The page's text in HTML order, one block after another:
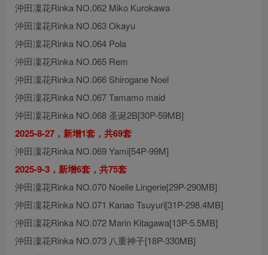
沖田凜花Rinka NO.062 Miko Kurokawa
沖田凜花Rinka NO.063 Okayu
沖田凜花Rinka NO.064 Pola
沖田凜花Rinka NO.065 Rem
沖田凜花Rinka NO.066 Shirogane Noel
沖田凜花Rinka NO.067 Tamamo maid
沖田凜花Rinka NO.068 圣诞2B[30P-59MB]
2025-8-27，新增1套，共69套
沖田凜花Rinka NO.069 Yami[54P-99M]
2025-9-3，新增6套，共75套
沖田凜花Rinka NO.070 Noelle Lingerie[29P-290MB]
沖田凜花Rinka NO.071 Kanao Tsuyuri[31P-298.4MB]
沖田凜花Rinka NO.072 Marin Kitagawa[13P-5.5MB]
沖田凜花Rinka NO.073 八重神子[18P-330MB]